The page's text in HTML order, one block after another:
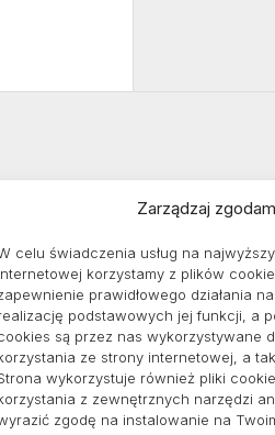
Zarządzaj
celu świadczenia usług na
korzystamy z plików
prawidłowego działania
podstawowych jej funkcji, a
są przez nas wykorzystywane
ze strony internetowej, a
wykorzystuje również pliki
z zewnętrznych narzędzi
zgodę na instalowanie na
Informacje
Polityka plików cookies (EU)
Polityka prywatności